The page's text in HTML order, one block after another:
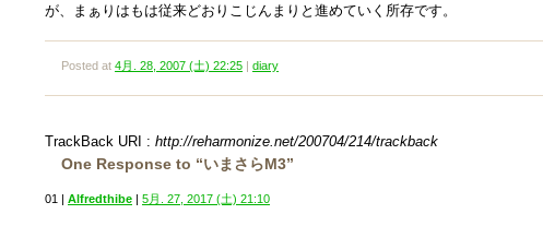
が、まぁりはもは従来どおりこじんまりと進めていく所存です。
Posted at 4月. 28, 2007 (土) 22:25 | diary
TrackBack URI : http://reharmonize.net/200704/214/trackback
One Response to “いまさらM3”
01 | Alfredthibe | 5月. 27, 2017 (土) 21:10